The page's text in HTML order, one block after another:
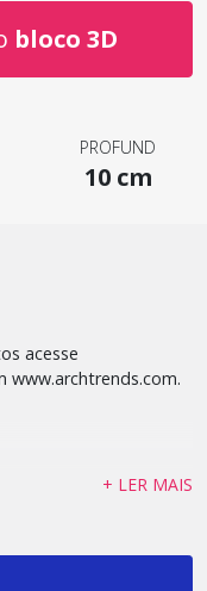
bloco 3D
PROFUND
10 cm
acesse
www.archtrends.com.
+ LER MAIS